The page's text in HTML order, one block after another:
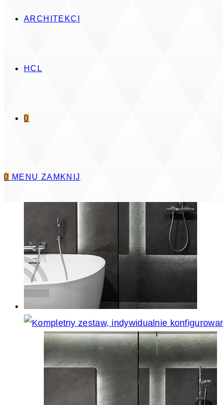
ARCHITEKCI
HCL
0
0 MENU ZAMKNIJ